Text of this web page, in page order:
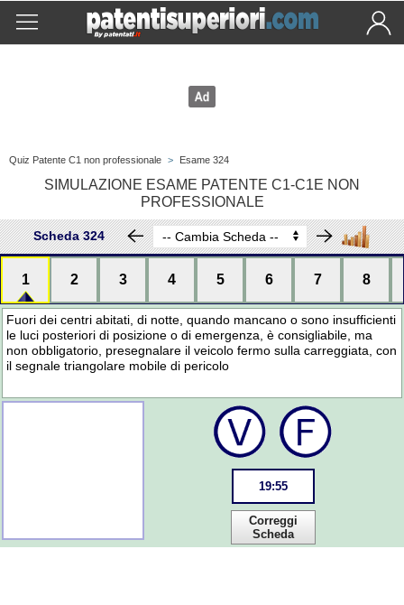
Quiz Patente C1 non professionale > Esame 324
SIMULAZIONE ESAME PATENTE C1-C1E NON
PROFESSIONALE
Scheda 324
1 2 3 4 5 6 7 8
Fuori dei centri abitati, di notte, quando mancano o sono insufficienti
le luci posteriori di posizione o di emergenza, è consigliabile, ma
non obbligatorio, presegnalare il veicolo fermo sulla carreggiata, con
il segnale triangolare mobile di pericolo
19:55
Correggi
Scheda